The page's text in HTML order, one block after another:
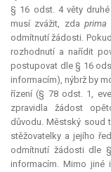
§ 16 odst. 4 věty
musí zvážit, zdaprima
odmítnutí žádosti.
rozhodnutí a nařídit
postupovat dle § 16
informacím), nýbrž by
řízení (§ 78 odst. 1,
zpravidla žádost
důvodu. Městský soud
stěžovatelky a jejího
odmítnutí žádosti dle
informacím. Mimo